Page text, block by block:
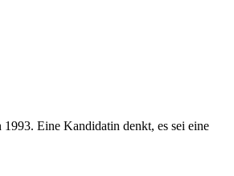
Eine Kandidatin denkt, es sei eine